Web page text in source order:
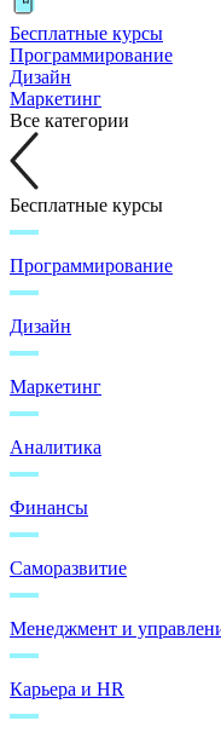
Бесплатные курсы
Программирование
Дизайн
Маркетинг
Все категории
Бесплатные курсы
Программирование
Дизайн
Маркетинг
Аналитика
Финансы
Саморазвитие
Менеджмент и
Карьера и HR